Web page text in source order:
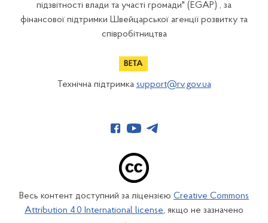
підзвітності влади та участі громади" (EGAP) , за
фінансової підтримки Швейцарської агенції розвитку та
співробітництва
Технічна підтримка support@rv.gov.ua
Весь контент доступний за ліцензією Creative Commons
Attribution 4.0 International license, якщо не зазначено